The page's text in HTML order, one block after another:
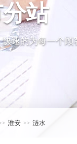
站
快速的为每一个
淮安 涟水